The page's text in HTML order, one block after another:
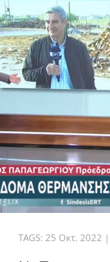
TAGS: 25 Οκτ. 2022 |